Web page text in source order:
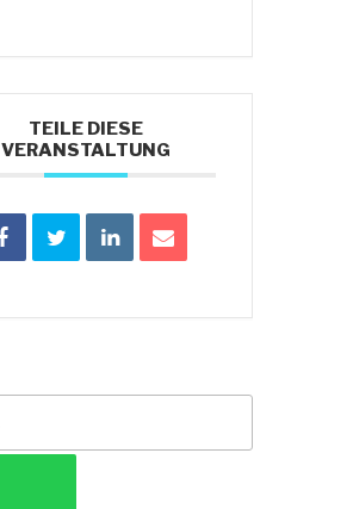
TEILE DIESE
VERANSTALTUNG